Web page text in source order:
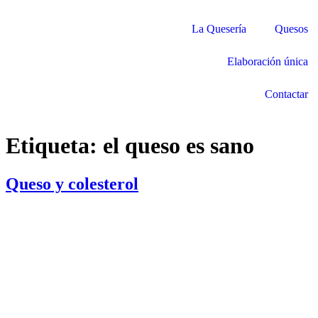
La Quesería Quesos
Elaboración única
Contactar
Etiqueta: el queso es sano
Queso y colesterol